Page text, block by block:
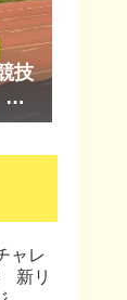
技
ャレ
新リ